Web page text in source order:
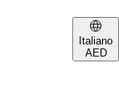
Italiano
AED